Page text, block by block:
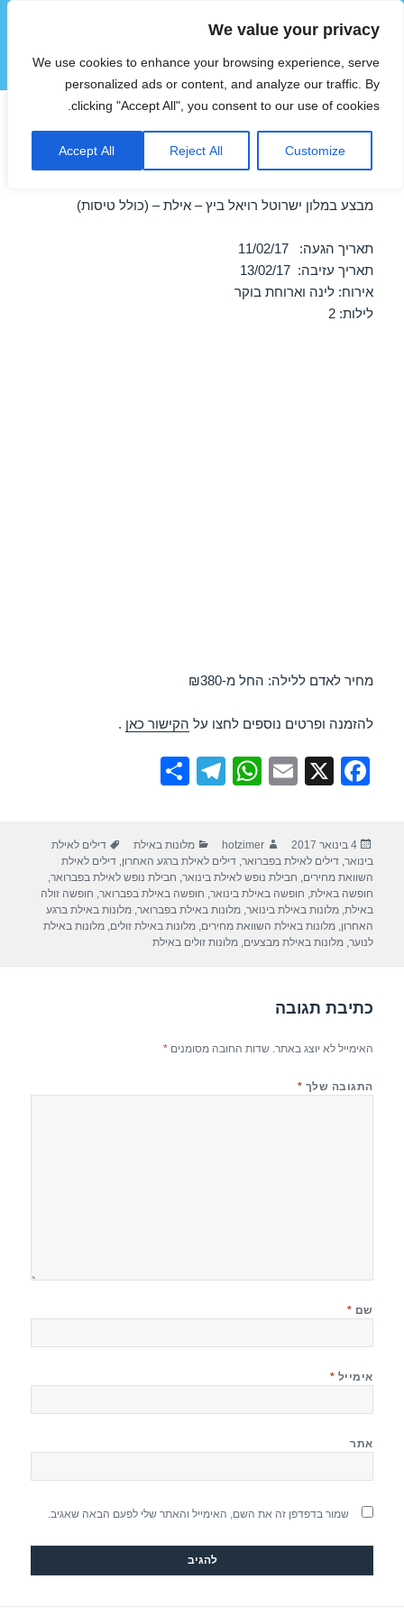
We value your privacy
We use cookies to enhance your browsing experience, serve
personalized ads or content, and analyze our traffic. By
clicking "Accept All", you consent to our use of cookies.
Customize
Reject All
Accept All
הוטצימר
תפריטים
ווידג'טים
חופשה במלון ישרוטל רויאל ביץ
– אילת 11/02/2017
מבצע במלון ישרוטל רויאל ביץ – אילת – (כולל טיסות)
תאריך הגעה: 11/02/17
תאריך עזיבה: 13/02/17
אירוח: לינה וארוחת בוקר
לילות: 2
מחיר לאדם ללילה: החל מ-₪380
להזמנה ופרטים נוספים לחצו על הקישור כאן .
F
e
b
o
o
X
E
W
s
A
p
p
T
gr
a
m
e
פורסם
בתאריך
4 בינואר 2017 מחבר
hotzimer קטגוריות
מלונות באילת תגיות
דילים לאילת
בינואר,דילים לאילת בפברואר,דילים לאילת ברגע האחרון,דילים לאילת
השוואת מחירים, חבילת נופש לאילת בינואר, חבילת נופש לאילת בפברואר,
חופשה באילת, חופשה באילת בינואר, חופשה באילת בפברואר, חופשה זולה
באילת,מלונות באילת בינואר,מלונות באילת בפברואר,מלונות באילת ברגע
האחרון,מלונות באילת השוואת מחירים,מלונות באילת זולים,מלונות באילת
לנוער,מלונות באילת מבצעים,מלונות זולים באילת
כתיבת תגובה
האימייל לא יוצג באתר. שדות החובה מסומנים*
התגובה שלך *
שם *
אימייל *
אתר
שמור בדפדפן זה את השם, האימייל והאתר שלי לפעם הבאה שאגיב.